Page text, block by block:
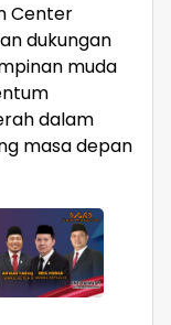
Center
dukungan
muda
dalam
masa depan